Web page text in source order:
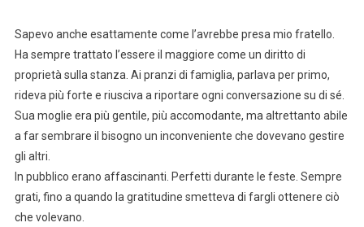
Sapevo anche esattamente come l’avrebbe presa mio fratello.
Ha sempre trattato l’essere il maggiore come un diritto di
proprietà sulla stanza. Ai pranzi di famiglia, parlava per primo,
rideva più forte e riusciva a riportare ogni conversazione su di sé.
Sua moglie era più gentile, più accomodante, ma altrettanto abile
a far sembrare il bisogno un inconveniente che dovevano gestire
gli altri.
In pubblico erano affascinanti. Perfetti durante le feste. Sempre
grati, fino a quando la gratitudine smetteva di fargli ottenere ciò
che volevano.